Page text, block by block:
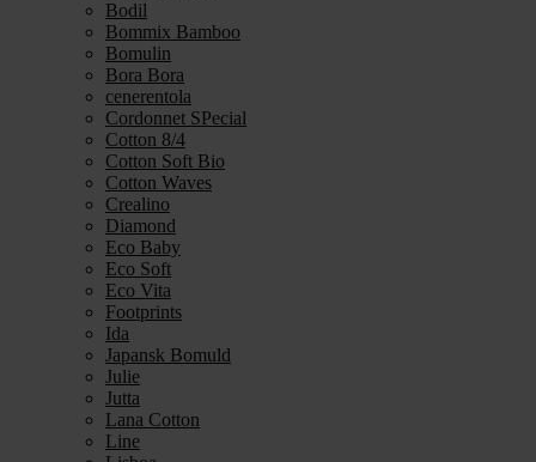
Bodil
Bommix Bamboo
Bomulin
Bora Bora
cenerentola
Cordonnet SPecial
Cotton 8/4
Cotton Soft Bio
Cotton Waves
Crealino
Diamond
Eco Baby
Eco Soft
Eco Vita
Footprints
Ida
Japansk Bomuld
Julie
Jutta
Lana Cotton
Line